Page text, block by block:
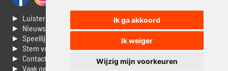
Ik ga akkoord
Ik weiger
Wijzig mijn voorkeuren
► Luisteren naar Jouwradio
► Nieuws
► Speellijst
► Stem voor de Dag top 3
► Contacteer ons
► Vaak gestelde vragen